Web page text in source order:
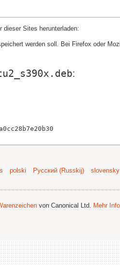
dieser Sites herunterladen:
werden soll. Bei Firefox oder
:
polski Русский (Russkij) slovensky
von Canonical Ltd.
Mehr